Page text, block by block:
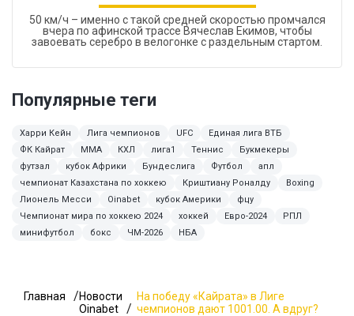
50 км/ч – именно с такой средней скоростью промчался
вчера по афинской трассе Вячеслав Екимов, чтобы
завоевать серебро в велогонке с раздельным стартом.
Популярные теги
Харри Кейн Лига чемпионов UFC
Единая лига ВТБ
ФК Кайрат
ММА КХЛ лига1 Теннис
Букмекеры
футзал
кубок Африки Бундеслига Футбол
апл
чемпионат Казахстана по хоккею
Криштиану Роналду
Boxing
Лионель Месси
Oinabet кубок Америки
фцу
Чемпионат мира по хоккею 2024
хоккей Евро-2024
РПЛ
минифутбол
бокс ЧМ-2026 НБА
Главная
Новости
Oinabet
На победу «Кайрата» в Лиге
чемпионов дают 1001.00. А вдруг?